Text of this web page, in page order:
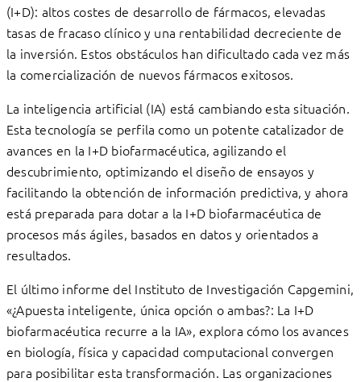
(I+D): altos costes de desarrollo de fármacos, elevadas
tasas de fracaso clínico y una rentabilidad decreciente de
la inversión. Estos obstáculos han dificultado cada vez más
la comercialización de nuevos fármacos exitosos.
La inteligencia artificial (IA) está cambiando esta situación.
Esta tecnología se perfila como un potente catalizador de
avances en la I+D biofarmacéutica, agilizando el
descubrimiento, optimizando el diseño de ensayos y
facilitando la obtención de información predictiva, y ahora
está preparada para dotar a la I+D biofarmacéutica de
procesos más ágiles, basados ​​en datos y orientados a
resultados.
El último informe del Instituto de Investigación Capgemini,
«¿Apuesta inteligente, única opción o ambas?: La I+D
biofarmacéutica recurre a la IA», explora cómo los avances
en biología, física y capacidad computacional convergen
para posibilitar esta transformación. Las organizaciones